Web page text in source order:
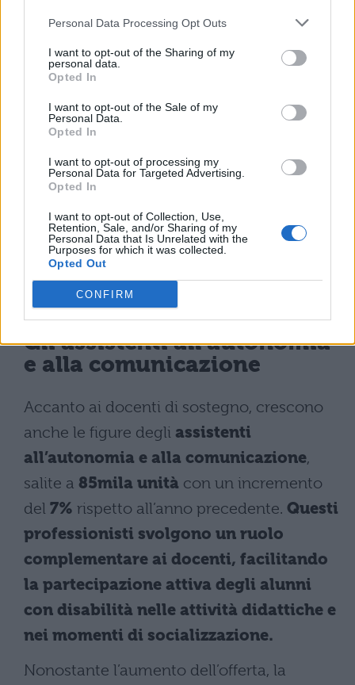
Personal Data Processing Opt Outs
I want to opt-out of the Sharing of my
personal data.
Opted In
I want to opt-out of the Sale of my
Personal Data.
Opted In
I want to opt-out of processing my
Personal Data for Targeted Advertising.
Opted In
I want to opt-out of Collection, Use,
Retention, Sale, and/or Sharing of my
Personal Data that Is Unrelated with the
Purposes for which it was collected.
Opted Out
CONFIRM
scolastico italiano.
marcata asimmetria di genere
: tra gli
maschi ogni 100 femmine. Questa
differenza riflette la maggiore incidenza tra
i ragazzi dei disturbi del neurosviluppo,
condizioni diagnosticate con frequenza
nettamente superiore nel sesso maschile
rispetto a quello femminile.
Gli assistenti all’autonomia
e alla comunicazione
Accanto ai docenti di sostegno, crescono
anche le figure degli assistenti
all’autonomia e alla comunicazione,
salite a 85mila unità con un incremento
del 7% rispetto all’anno precedente. Questi
professionisti svolgono un ruolo
complementare ai docenti, facilitando
la partecipazione attiva degli alunni
con disabilità nelle attività didattiche e
nei momenti di socializzazione.
Nonostante l’aumento dell’offerta, la